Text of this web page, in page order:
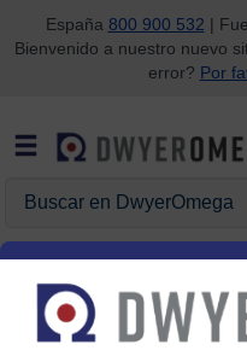
Saltar a la búsqueda
Saltar al contenido principal
Saltar a la navegación
España 800 900 532 |
Bienvenido a nuestro nuevo
error? Por
Inicio
Automatización,
Movimiento y posición